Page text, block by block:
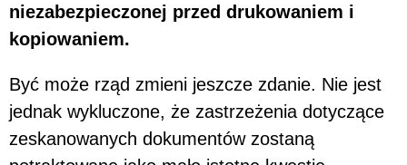
niezabezpieczonej przed drukowaniem i
kopiowaniem.
Być może rząd zmieni jeszcze zdanie. Nie jest
jednak wykluczone, że zastrzeżenia dotyczące
zeskanowanych dokumentów zostaną